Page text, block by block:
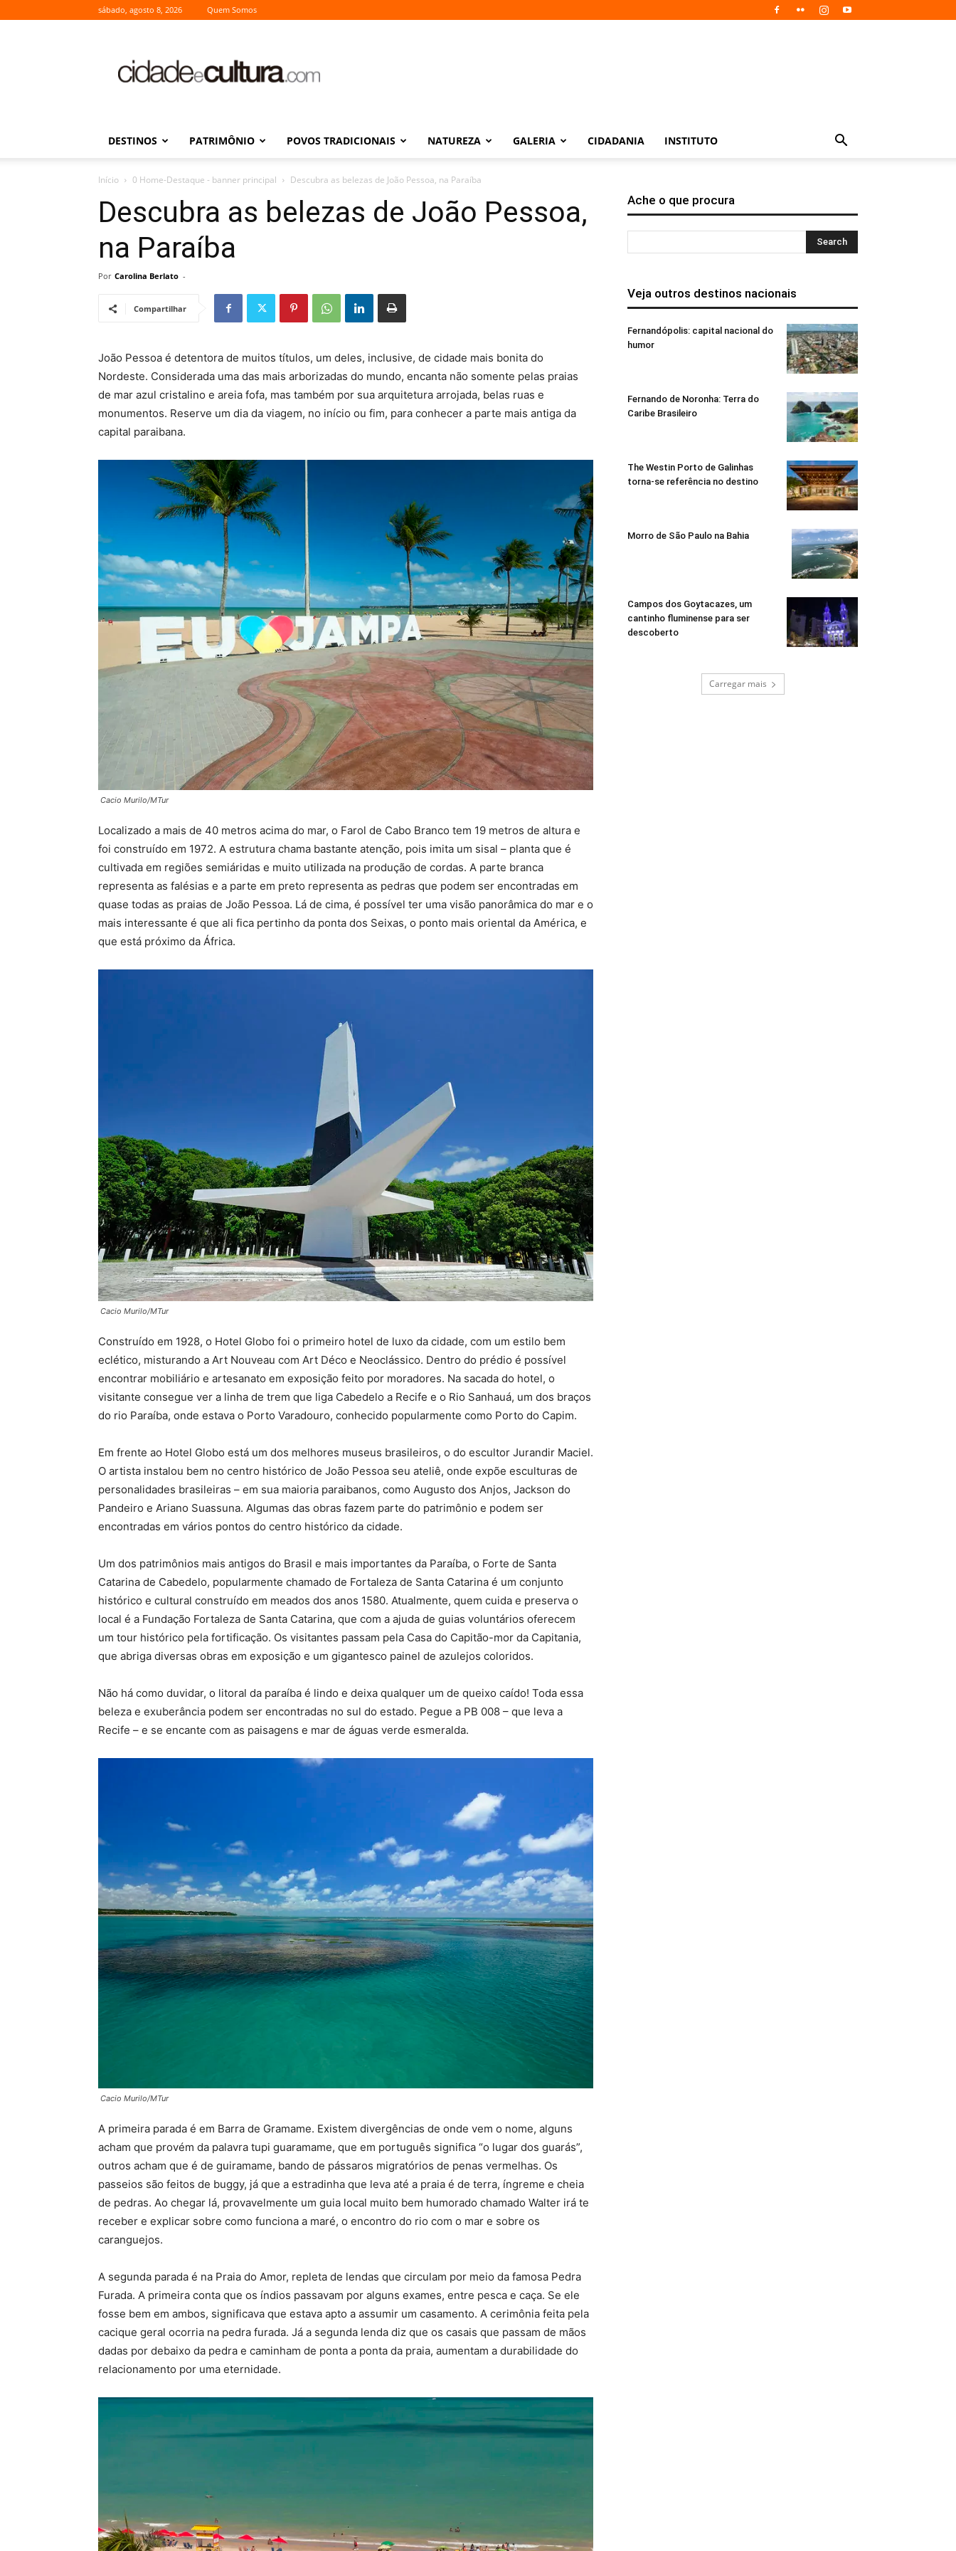
sábado, agosto 8, 2026 Quem Somos
Cultura
DESTINOS PATRIMÔNIO POVOS TRADICIONAIS NATUREZA GALERIA CIDADANIA INSTITUTO
Início 0 Home-Destaque - banner principal Descubra as belezas de João Pessoa, na Paraíba
Descubra as belezas de João Pessoa,
na Paraíba
Por Carolina Berlato -
Compartilhar
João Pessoa é detentora de muitos títulos, um deles, inclusive, de cidade mais bonita do
Nordeste. Considerada uma das mais arborizadas do mundo, encanta não somente pelas praias
de mar azul cristalino e areia fofa, mas também por sua arquitetura arrojada, belas ruas e
monumentos. Reserve um dia da viagem, no início ou fim, para conhecer a parte mais antiga da
capital paraibana.
Cacio Murilo/MTur
Localizado a mais de 40 metros acima do mar, o Farol de Cabo Branco tem 19 metros de altura e
foi construído em 1972. A estrutura chama bastante atenção, pois imita um sisal – planta que é
cultivada em regiões semiáridas e muito utilizada na produção de cordas. A parte branca
representa as falésias e a parte em preto representa as pedras que podem ser encontradas em
quase todas as praias de João Pessoa. Lá de cima, é possível ter uma visão panorâmica do mar e o
mais interessante é que ali fica pertinho da ponta dos Seixas, o ponto mais oriental da América, e
que está próximo da África.
Cacio Murilo/MTur
Construído em 1928, o Hotel Globo foi o primeiro hotel de luxo da cidade, com um estilo bem
eclético, misturando a Art Nouveau com Art Déco e Neoclássico. Dentro do prédio é possível
encontrar mobiliário e artesanato em exposição feito por moradores. Na sacada do hotel, o
visitante consegue ver a linha de trem que liga Cabedelo a Recife e o Rio Sanhauá, um dos braços
do rio Paraíba, onde estava o Porto Varadouro, conhecido popularmente como Porto do Capim.
Em frente ao Hotel Globo está um dos melhores museus brasileiros, o do escultor Jurandir Maciel.
O artista instalou bem no centro histórico de João Pessoa seu ateliê, onde expõe esculturas de
personalidades brasileiras – em sua maioria paraibanos, como Augusto dos Anjos, Jackson do
Pandeiro e Ariano Suassuna. Algumas das obras fazem parte do patrimônio e podem ser
encontradas em vários pontos do centro histórico da cidade.
Um dos patrimônios mais antigos do Brasil e mais importantes da Paraíba, o Forte de Santa
Catarina de Cabedelo, popularmente chamado de Fortaleza de Santa Catarina é um conjunto
histórico e cultural construído em meados dos anos 1580. Atualmente, quem cuida e preserva o
local é a Fundação Fortaleza de Santa Catarina, que com a ajuda de guias voluntários oferecem
um tour histórico pela fortificação. Os visitantes passam pela Casa do Capitão-mor da Capitania,
que abriga diversas obras em exposição e um gigantesco painel de azulejos coloridos.
Não há como duvidar, o litoral da paraíba é lindo e deixa qualquer um de queixo caído! Toda essa
beleza e exuberância podem ser encontradas no sul do estado. Pegue a PB 008 – que leva a
Recife – e se encante com as paisagens e mar de águas verde esmeralda.
Cacio Murilo/MTur
A primeira parada é em Barra de Gramame. Existem divergências de onde vem o nome, alguns
acham que provém da palavra tupi guaramame, que em português significa “o lugar dos guarás”,
outros acham que é de guiramame, bando de pássaros migratórios de penas vermelhas. Os
passeios são feitos de buggy, já que a estradinha que leva até a praia é de terra, íngreme e cheia
de pedras. Ao chegar lá, provavelmente um guia local muito bem humorado chamado Walter irá te
receber e explicar sobre como funciona a maré, o encontro do rio com o mar e sobre os
caranguejos.
A segunda parada é na Praia do Amor, repleta de lendas que circulam por meio da famosa Pedra
Furada. A primeira conta que os índios passavam por alguns exames, entre pesca e caça. Se ele
fosse bem em ambos, significava que estava apto a assumir um casamento. A cerimônia feita pela
cacique geral ocorria na pedra furada. Já a segunda lenda diz que os casais que passam de mãos
dadas por debaixo da pedra e caminham de ponta a ponta da praia, aumentam a durabilidade do
relacionamento por uma eternidade.
Ache o que procura
Veja outros destinos nacionais
Fernandópolis: capital nacional do
humor
Fernando de Noronha: Terra do
Caribe Brasileiro
The Westin Porto de Galinhas
torna-se referência no destino
Morro de São Paulo na Bahia
Campos dos Goytacazes, um
cantinho fluminense para ser
descoberto
Carregar mais